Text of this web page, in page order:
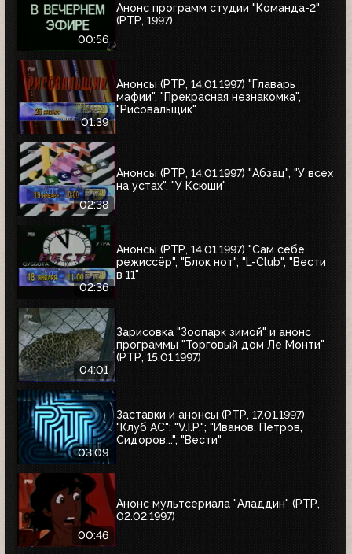
00:56
Анонс программ студии "Команда-2"
(РТР, 1997)
01:39
Анонсы (РТР, 14.01.1997) "Главарь
мафии", "Прекрасная незнакомка",
"Рисовальщик"
02:38
Анонсы (РТР, 14.01.1997) "Абзац", "У всех
на устах", "У Ксюши"
02:36
Анонсы (РТР, 14.01.1997) "Сам себе
режиссёр", "Блок нот", "L-Club", "Вести
в 11"
04:01
Зарисовка "Зоопарк зимой" и анонс
программы "Торговый дом Ле Монти"
(РТР, 15.01.1997)
03:09
Заставки и анонсы (РТР, 17.01.1997)
"Клуб АС"; "V.I.P."; "Иванов, Петров,
Сидоров...", "Вести"
00:46
Анонс мультсериала "Аладдин" (РТР,
02.02.1997)